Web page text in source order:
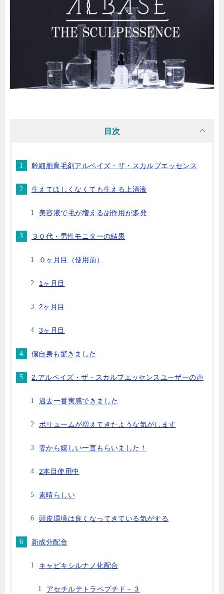
目次
幹細胞育毛剤アルベイズ・ザ・スカルプエッセンス
生えてほしくなくても生える上清液
美容液で毛が増える副作用が多発
３０代・男性モニターの結果
０ヶ月目（使用前）
1ヶ月目
2ヶ月目
3ヶ月目
僕自身も驚きました
2.アルベイズ・ザ・スカルプエッセンスユーザーの声
過去一番実感できました
ボリュームが増えてきたような気がします
妻から嬉しい一言もらいました！
2本目使用中
素晴らしい
頭皮環境は良くなってきている気がする
新成分配合
キャピキシルナノ化配合
アセチルテトラペプチド－３